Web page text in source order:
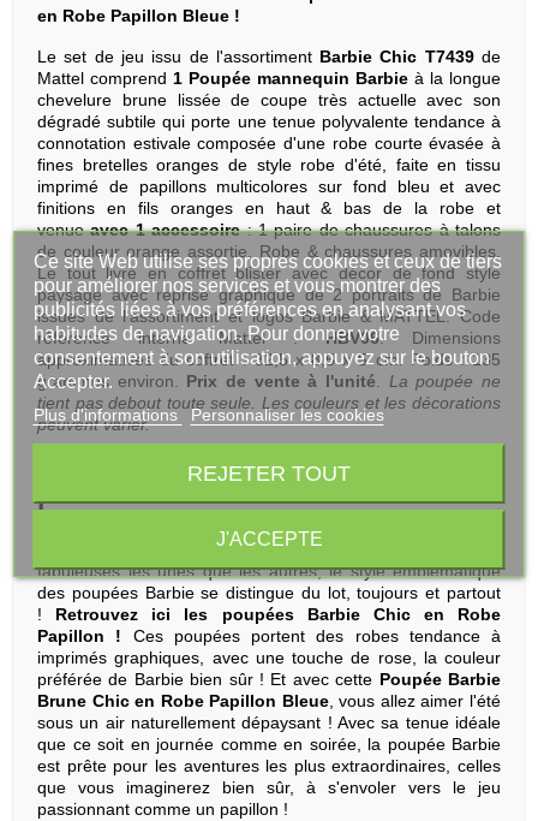
en Robe Papillon Bleue !
Le set de jeu issu de l'assortiment Barbie Chic T7439de
Mattel comprend 1 Poupée mannequin Barbie à la longue
chevelure brune lissée de coupe très actuelle avec son
dégradé subtile qui porte une tenue polyvalente tendance à
connotation estivale composée d'une robe courte évasée à
fines bretelles oranges de style robe d'été, faite en tissu
imprimé de papillons multicolores sur fond bleu et avec
finitions en fils oranges en haut & bas de la robe et
venueavec 1 accessoire: 1 paire de chaussures à talons
de couleur orange assortie. Robe & chaussures amovibles.
Le tout livré en coffret blister avec décor de fond style
paysage avec reprise graphique de 2 portraits de Barbie
issues de l'assortiment et logos Barbie & MATTEL. Code
référence interne Mattel :HBV06. Dimensions
approximatives du coffret : 32,5 x 8,5 x 5 cm. Poids : 135
grammes environ. Prix de vente à l'unité. La poupée ne
tient pas debout toute seule. Les couleurs et les décorations
peuvent varier.
Barbie Chic en Robe Papillon :
pour être belle en robe d'été !
Les poupées Barbie sont toujours à la mode ! Entre tenues
tendance aux imprimés dernier cri et chaussures plus
fabuleuses les unes que les autres, le style emblématique
des poupées Barbie se distingue du lot, toujours et partout
! Retrouvez ici les poupées Barbie Chic en Robe
Papillon ! Ces poupées portent des robes tendance à
imprimés graphiques, avec une touche de rose, la couleur
préférée de Barbie bien sûr ! Et avec cette Poupée Barbie
Brune Chic en Robe Papillon Bleue, vous allez aimer l'été
sous un air naturellement dépaysant ! Avec sa tenue idéale
que ce soit en journée comme en soirée, la poupée Barbie
est prête pour les aventures les plus extraordinaires, celles
que vous imaginerez bien sûr, à s'envoler vers le jeu
passionnant comme un papillon !
Ce site Web utilise ses propres cookies et ceux de tiers
pour améliorer nos services et vous montrer des
publicités liées à vos préférences en analysant vos
habitudes de navigation. Pour donner votre
consentement à son utilisation, appuyez sur le bouton
Accepter.
Plus d'informations Personnaliser les cookies
REJETER TOUT
J'ACCEPTE